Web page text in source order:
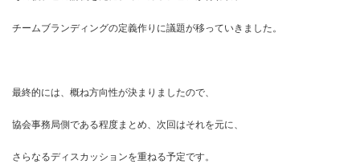
チームブランディングの定義作りに議題が移っていきました。
最終的には、概ね方向性が決まりましたので、
協会事務局側である程度まとめ、次回はそれを元に、
さらなるディスカッションを重ねる予定です。